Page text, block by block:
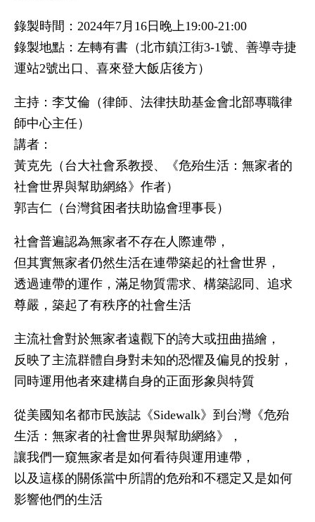
錄製時間：2024年7月16日晚上19:00-21:00
錄製地點：左轉有書（北市鎮江街3-1號、善導寺捷
運站2號出口、喜來登大飯店後方）
主持：李艾倫（律師、法律扶助基金會北部專職律
師中心主任）
講者：
黃克先（台大社會系教授、《危殆生活：無家者的
社會世界與幫助網絡》作者）
郭吉仁（台灣貧困者扶助協會理事長）
社會普遍認為無家者不存在人際連帶，
但其實無家者仍然生活在連帶築起的社會世界，
透過連帶的運作，滿足物質需求、構築認同、追求
尊嚴，築起了有秩序的社會生活
主流社會對於無家者遠觀下的誇大或扭曲描繪，
反映了主流群體自身對未知的恐懼及偏見的投射，
同時運用他者來建構自身的正面形象與特質
從美國知名都市民族誌《Sidewalk》到台灣《危殆
生活：無家者的社會世界與幫助網絡》，
讓我們一窺無家者是如何看待與運用連帶，
以及這樣的關係當中所謂的危殆和不穩定又是如何
影響他們的生活